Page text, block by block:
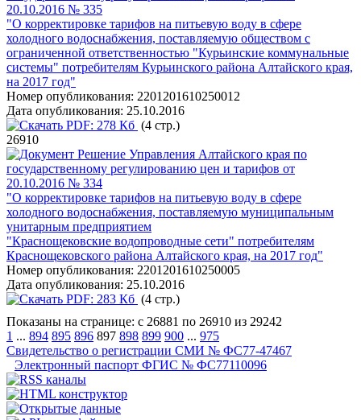
20.10.2016 № 335
"О корректировке тарифов на питьевую воду в сфере
холодного водоснабжения, поставляемую обществом с
ограниченной ответственностью "Курьинские коммунальные
системы" потребителям Курьинского района Алтайского края,
на 2017 год"
Номер опубликования: 2201201610250012
Дата опубликования: 25.10.2016
PDF: 278 Кб (4 стр.)
26910
Решение Управления Алтайского края по
государственному регулированию цен и тарифов от
20.10.2016 № 334
"О корректировке тарифов на питьевую воду в сфере
холодного водоснабжения, поставляемую муниципальным
унитарным предприятием
"Краснощековские водопроводные сети" потребителям
Краснощековского района Алтайского края, на 2017 год"
Номер опубликования: 2201201610250005
Дата опубликования: 25.10.2016
PDF: 283 Кб (4 стр.)
Показаны на странице: с 26881 по 26910 из 29242
1 ... 894 895 896 897 898 899 900 ... 975
Свидетельство о регистрации СМИ № ФС77-47467
Электронный паспорт ФГИС № ФС77110096